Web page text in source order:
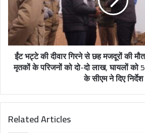
ईंट भट्टे की दीवार गिरने से छह मजदूरों की
मृतकों के परिजनों को दो-दो लाख, घायलों
के सीएम ने दिए निर्देश
Related Articles